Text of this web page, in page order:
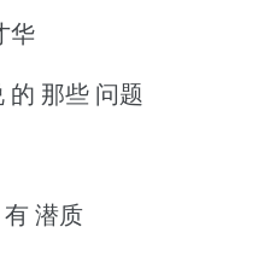
华
的 那些 问题
潜质